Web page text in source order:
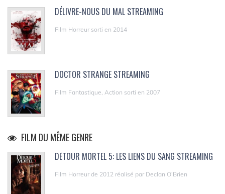
DÉLIVRE-NOUS DU MAL STREAMING
Film Horreur sorti en 2014
DOCTOR STRANGE STREAMING
Film Fantastique, Action sorti en 2007
FILM DU MÊME GENRE
DÉTOUR MORTEL 5: LES LIENS DU SANG STREAMING
Film Horreur de 2012 réalisé par Declan O'Brien